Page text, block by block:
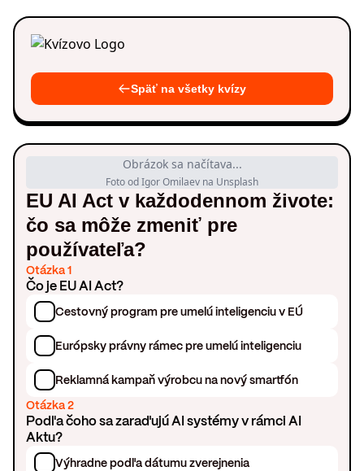
Späť na všetky kvízy
Obrázok sa načítava...
Foto od Igor Omilaev na Unsplash
EU AI Act v každodennom živote:
čo sa môže zmeniť pre
používateľa?
Otázka 1
Čo je EU AI Act?
Cestovný program pre umelú inteligenciu v EÚ
Európsky právny rámec pre umelú inteligenciu
Reklamná kampaň výrobcu na nový smartfón
Otázka 2
Podľa čoho sa zaraďujú AI systémy v rámci AI
Aktu?
Výhradne podľa dátumu zverejnenia